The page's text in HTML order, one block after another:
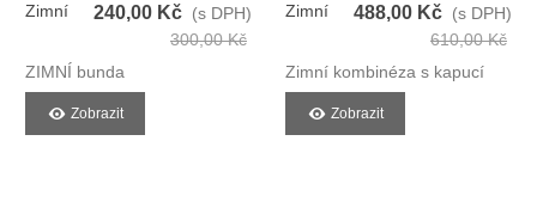
Zimní
Pro Psy
240,00 Kč (s DPH)
300,00 Kč
ZIMNÍ bunda
Zobrazit
Zimní
488,00 Kč (s DPH)
610,00 Kč
Zimní kombinéza s kapucí
Zobrazit